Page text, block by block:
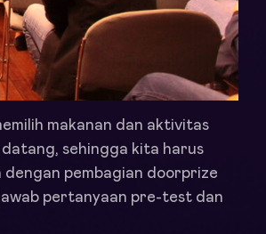
makanan dan aktivitas
sehingga kita harus
dengan pembagian doorprize
pertanyaan pre-test dan